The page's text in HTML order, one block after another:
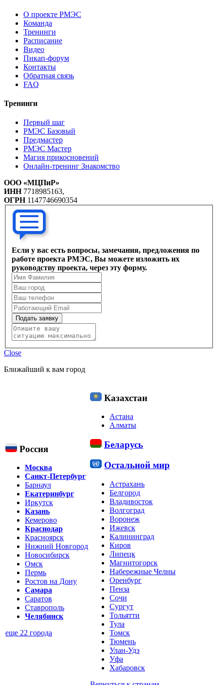
О проекте РМЭС
Команда
Тренинги
Расписание
Видео
Пикап-форум
Контакты
Обратная связь
FAQ
Тренинги
Первый шаг
РМЭС Базовый
Предмастер
РМЭС Мастер
Магия прикосновений
Онлайн-тренинг Знакомство
ООО «МЦПиР»
ИНН7718985163,
ОГРН1147746690354
Если у вас есть вопросы, замечания, предложения по
работе проекта РМЭС, Вы можете изложить их
руководству проекта, через эту форму.
Подать заявку
Close
Ближайший к вам город
Россия
Москва
Санкт-Петербург
Барнаул
Екатеринбург
Иркутск
Казань
Кемерово
Краснодар
Красноярск
Нижний Новгород
Новосибирск
Омск
Пермь
Ростов на Дону
Самара
Саратов
Ставрополь
Челябинск
еще 22 города
Казахстан
Астана
Алматы
Беларусь
Остальной мир
Астрахань
Белгород
Владивосток
Волгоград
Воронеж
Ижевск
Калининград
Киров
Липецк
Магнитогорск
Набережные Челны
Оренбург
Пенза
Сочи
Сургут
Тольятти
Тула
Томск
Тюмень
Улан-Удэ
Уфа
Хабаровск